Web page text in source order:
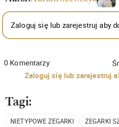
Zaloguj się lub zarejestruj aby
0 Komentarzy
Zaloguj się lub zarejestruj
Tagi:
NIETYPOWE ZEGARKI
ZEGARKI